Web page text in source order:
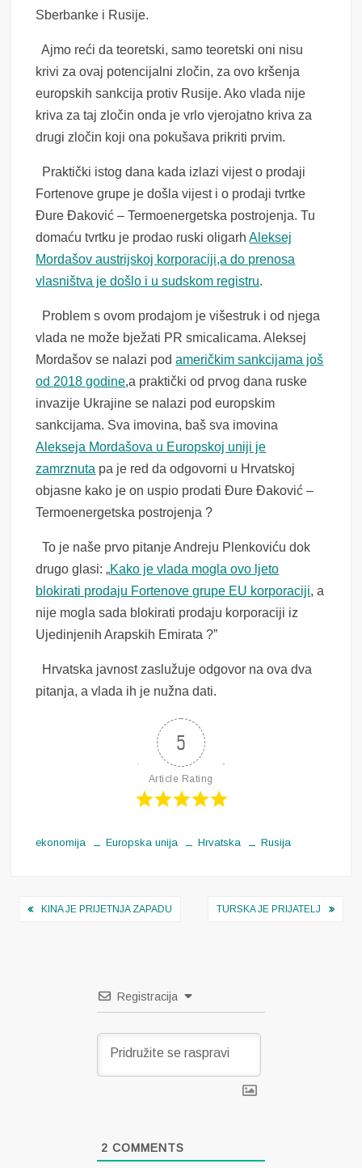
Sberbanke i Rusije.
Ajmo reći da teoretski, samo teoretski oni nisu
krivi za ovaj potencijalni zločin, za ovo kršenja
europskih sankcija protiv Rusije. Ako vlada nije
kriva za taj zločin onda je vrlo vjerojatno kriva za
drugi zločin koji ona pokušava prikriti prvim.
Praktički istog dana kada izlazi vijest o prodaji
Fortenove grupe je došla vijest i o prodaji tvrtke
Đure Đaković – Termoenergetska postrojenja. Tu
domaću tvrtku je prodao ruski oligarhAleksej
Mordašov austrijskoj korporaciji,a do prenosa
vlasništva je došlo i u sudskom registru.
Problem s ovom prodajom je višestruk i od njega
vlada ne može bježati PR smicalicama. Aleksej
Mordašov se nalazi podameričkim sankcijama još
od 2018 godine,a praktički od prvog dana ruske
invazije Ukrajine se nalazi pod europskim
sankcijama. Sva imovina, baš sva imovina
Alekseja Mordašova u Europskoj uniji je
zamrznuta pa je red da odgovorni u Hrvatskoj
objasne kako je on uspio prodati Đure Đaković –
Termoenergetska postrojenja ?
To je naše prvo pitanje Andreju Plenkoviću dok
drugo glasi: „Kako je vlada mogla ovo ljeto
blokirati prodaju Fortenove grupe EU korporaciji, a
nije mogla sada blokirati prodaju korporaciji iz
Ujedinjenih Arapskih Emirata ?”
Hrvatska javnost zaslužuje odgovor na ova dva
pitanja, a vlada ih je nužna dati.
5
Article Rating
ekonomija Europska unija Hrvatska Rusija
Navigacija
KINA JE PRIJETNJA ZAPADU TURSKA JE PRIJATELJ
Registracija
2 COMMENTS